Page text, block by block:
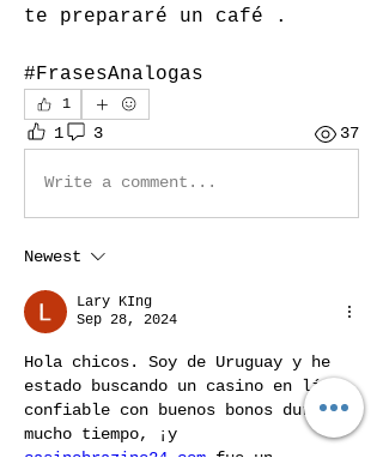
te prepararé un café .
#FrasesAnalogas
1
1 3 37
Write a comment...
Newest
Lary KIng
Sep 28, 2024
Hola chicos. Soy de Uruguay y he
estado buscando un casino en línea
confiable con buenos bonos durante
casinobrazino24.com fue un